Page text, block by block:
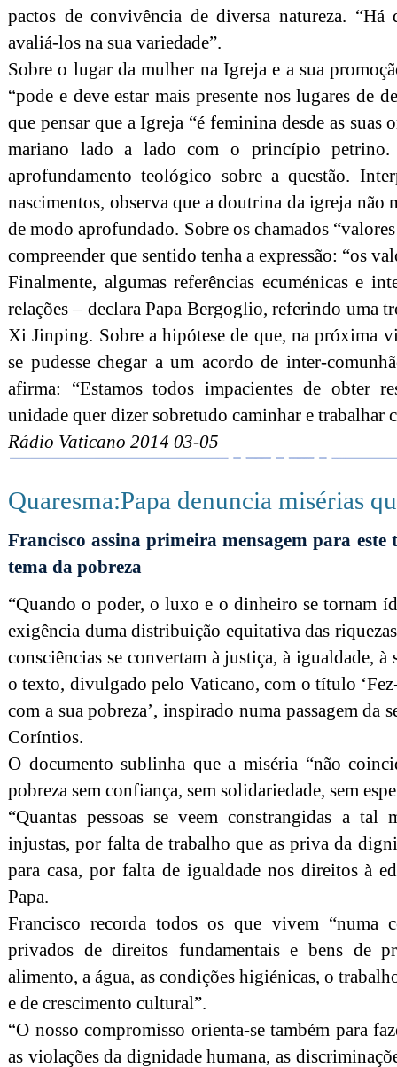
pactos de convivência de diversa natureza. “Há
avaliá-los na sua variedade”.
Sobre o lugar da mulher na Igreja e a sua
“pode e deve estar mais presente nos lugares de
que pensar que a Igreja “é feminina desde as
mariano lado a lado com o princípio
aprofundamento teológico sobre a questão.
nascimentos, observa que a doutrina da igreja não
de modo aprofundado. Sobre os chamados
compreender que sentido tenha a expressão: “os
Finalmente, algumas referências ecuménicas e
relações – declara Papa Bergoglio, referindo uma
Xi Jinping. Sobre a hipótese de que, na próxima
se pudesse chegar a um acordo de inter-
afirma: “Estamos todos impacientes de obter
unidade quer dizer sobretudo caminhar e trabalhar
Rádio Vaticano 2014 03-05
Quaresma:Papa denuncia misérias
Francisco assina primeira mensagem para
tema da pobreza
“Quando o poder, o luxo e o dinheiro se tornam
exigência duma distribuição equitativa das
consciências se convertam à justiça, à igualdade, à
o texto, divulgado pelo Vaticano, com o título
com a sua pobreza’, inspirado numa passagem da
Coríntios.
O documento sublinha que a miséria “não
pobreza sem confiança, sem solidariedade, sem
“Quantas pessoas se veem constrangidas a tal
injustas, por falta de trabalho que as priva da
para casa, por falta de igualdade nos direitos à
Papa.
Francisco recorda todos os que vivem “numa
privados de direitos fundamentais e bens de
alimento, a água, as condições higiénicas, o
e de crescimento cultural”.
“O nosso compromisso orienta-se também para
as violações da dignidade humana, as